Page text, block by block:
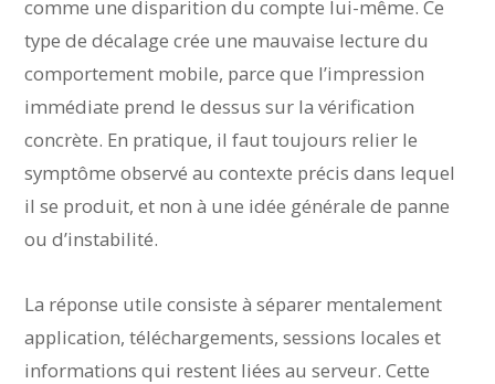
comme une disparition du compte lui-même. Ce
type de décalage crée une mauvaise lecture du
comportement mobile, parce que l’impression
immédiate prend le dessus sur la vérification
concrète. En pratique, il faut toujours relier le
symptôme observé au contexte précis dans lequel
il se produit, et non à une idée générale de panne
ou d’instabilité.
La réponse utile consiste à séparer mentalement
application, téléchargements, sessions locales et
informations qui restent liées au serveur. Cette